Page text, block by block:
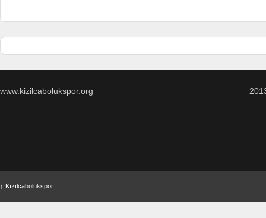
www.kizilcabolukspor.org
↑ Kızılcabölükspor